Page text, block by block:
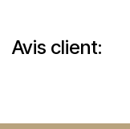
Avis client: